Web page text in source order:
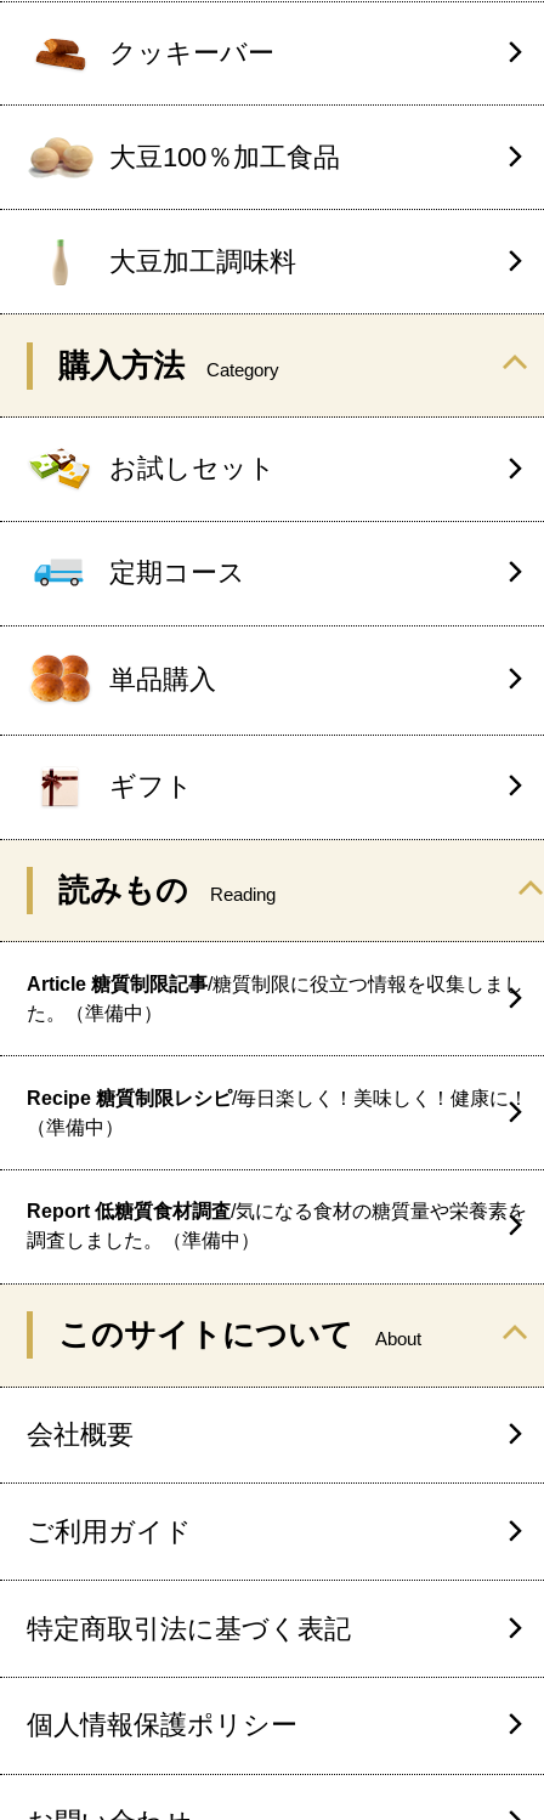
クッキーバー
大豆100％加工食品
大豆加工調味料
購入方法 Category
お試しセット
定期コース
単品購入
ギフト
読みもの Reading
Article 糖質制限記事/糖質制限に役立つ情報を収集しまし
た。（準備中）
Recipe 糖質制限レシピ/毎日楽しく！美味しく！健康に！
（準備中）
Report 低糖質食材調査/気になる食材の糖質量や栄養素を
調査しました。（準備中）
このサイトについて About
会社概要
ご利用ガイド
特定商取引法に基づく表記
個人情報保護ポリシー